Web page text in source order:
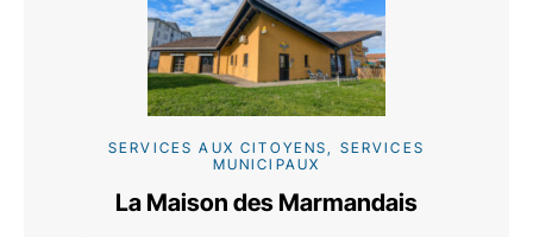
SERVICES AUX CITOYENS, SERVICES
MUNICIPAUX
La Maison des Marmandais